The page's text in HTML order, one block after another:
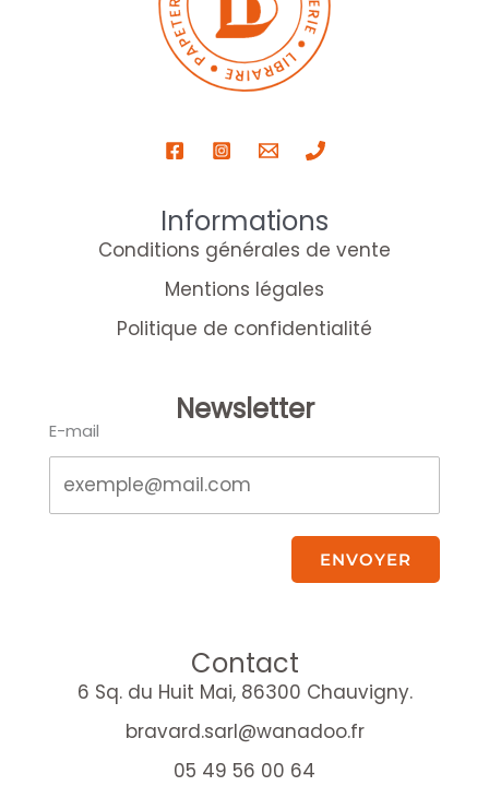
Informations
Conditions générales de vente
Mentions légales
Politique de confidentialité
Newsletter
E-mail
ENVOYER
Contact
6 Sq. du Huit Mai, 86300 Chauvigny.
bravard.sarl@wanadoo.fr
05 49 56 00 64